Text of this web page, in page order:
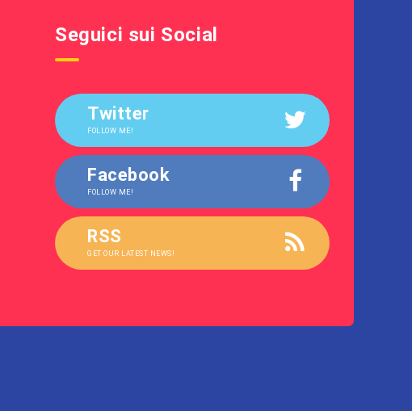
Seguici sui Social
Twitter
FOLLOW ME!
Facebook
FOLLOW ME!
RSS
GET OUR LATEST NEWS!